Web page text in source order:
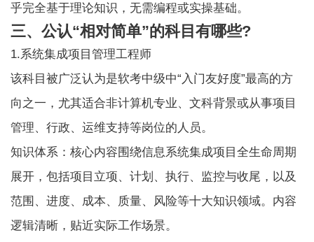
乎完全基于理论知识，无需编程或实操基础。
三、公认“相对简单”的科目有哪些?
1.系统集成项目管理工程师
该科目被广泛认为是软考中级中“入门友好度”最高的方
向之一，尤其适合非计算机专业、文科背景或从事项目
管理、行政、运维支持等岗位的人员。
知识体系：核心内容围绕信息系统集成项目全生命周期
展开，包括项目立项、计划、执行、监控与收尾，以及
范围、进度、成本、质量、风险等十大知识领域。内容
逻辑清晰，贴近实际工作场景。